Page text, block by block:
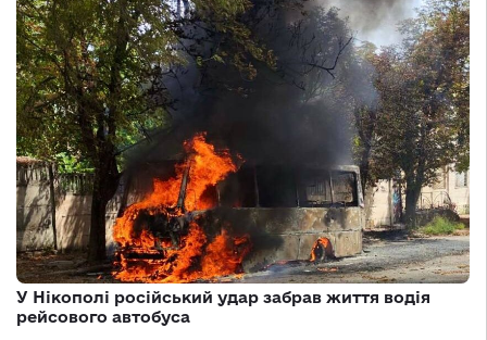
У Нікополі російський удар забрав життя водія
рейсового автобуса